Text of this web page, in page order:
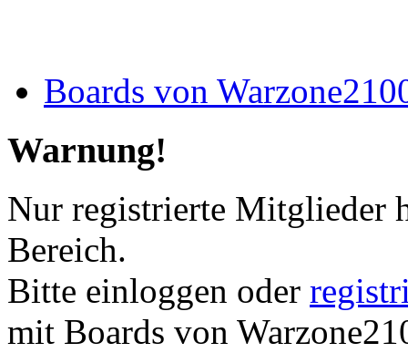
Boards von
Warnung!
Nur registrierte Mitglieder
Bereich.
Bitte einloggen oder
mit Boards von